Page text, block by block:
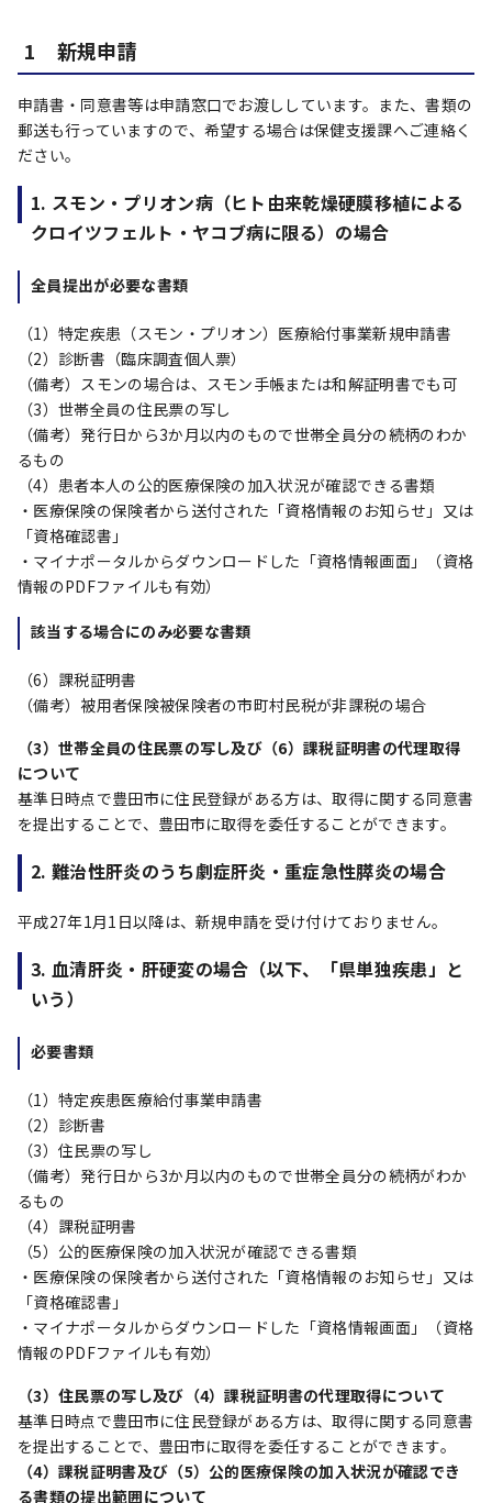
1 新規申請
申請書・同意書等は申請窓口でお渡ししています。また、書類の
郵送も行っていますので、希望する場合は保健支援課へご連絡く
ださい。
1. スモン・プリオン病（ヒト由来乾燥硬膜移植による
クロイツフェルト・ヤコブ病に限る）の場合
全員提出が必要な書類
（1）特定疾患（スモン・プリオン）医療給付事業新規申請書
（2）診断書（臨床調査個人票）
（備考）スモンの場合は、スモン手帳または和解証明書でも可
（3）世帯全員の住民票の写し
（備考）発行日から3か月以内のもので世帯全員分の続柄のわか
るもの
（4）患者本人の公的医療保険の加入状況が確認できる書類
・医療保険の保険者から送付された「資格情報のお知らせ」又は
「資格確認書」
・マイナポータルからダウンロードした「資格情報画面」（資格
情報のPDFファイルも有効）
該当する場合にのみ必要な書類
（6）課税証明書
（備考）被用者保険被保険者の市町村民税が非課税の場合
（3）世帯全員の住民票の写し及び（6）課税証明書の代理取得
について
基準日時点で豊田市に住民登録がある方は、取得に関する同意書
を提出することで、豊田市に取得を委任することができます。
2. 難治性肝炎のうち劇症肝炎・重症急性膵炎の場合
平成27年1月1日以降は、新規申請を受け付けておりません。
3. 血清肝炎・肝硬変の場合（以下、「県単独疾患」と
いう）
必要書類
（1）特定疾患医療給付事業申請書
（2）診断書
（3）住民票の写し
（備考）発行日から3か月以内のもので世帯全員分の続柄がわか
るもの
（4）課税証明書
（5）公的医療保険の加入状況が確認できる書類
・医療保険の保険者から送付された「資格情報のお知らせ」又は
「資格確認書」
・マイナポータルからダウンロードした「資格情報画面」（資格
情報のPDFファイルも有効）
（3）住民票の写し及び（4）課税証明書の代理取得について
基準日時点で豊田市に住民登録がある方は、取得に関する同意書
を提出することで、豊田市に取得を委任することができます。
（4）課税証明書及び（5）公的医療保険の加入状況が確認でき
る書類の提出範囲について